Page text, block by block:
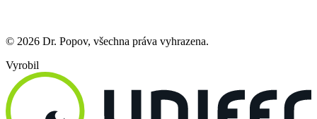
© 2026 Dr. Popov, všechna práva vyhrazena.
Vyrobil